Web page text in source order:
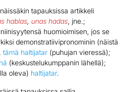
tapauksissa artikkeli
hablas, unas hadas, jne.;
huomioimisen, jos se
demonstratiivipronominin (näistä
, tämä haltijatar (puhujan vieressä);
(keskustelukumppanin lähellä);
oleva) haltijatar.